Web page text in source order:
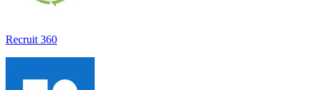
Recruit 360